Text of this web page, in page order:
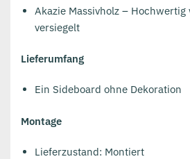
Akazie Massivholz –
versiegelt
Lieferumfang
Ein Sideboard ohne Dekoration
Montage
Lieferzustand: Montiert